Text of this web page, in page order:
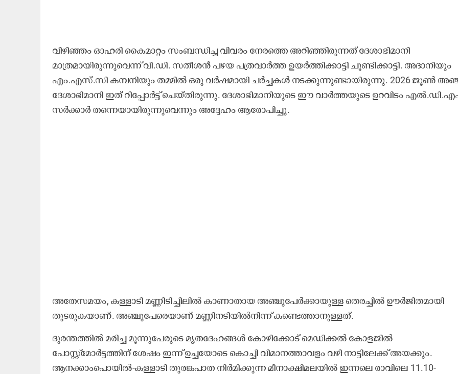
വിഴിഞ്ഞം ഓഹരി കൈമാറ്റം സംബന്ധിച്ച വിവരം നേരത്തെ അറിഞ്ഞിരുന്നത് ദേശാഭിമാനി
മാത്രമായിരുന്നുവെന്ന് വി.ഡി. സതീശൻ പഴയ പത്രവാർത്ത ഉയർത്തിക്കാട്ടി ചൂണ്ടിക്കാട്ടി. അദാനിയും
എം.എസ്.സി കമ്പനിയും തമ്മിൽ ഒരു വർഷമായി ചർച്ചകൾ നടക്കുന്നുണ്ടായിരുന്നു. 2026 ജൂൺ
ദേശാഭിമാനി ഇത് റിപ്പോർട്ട് ചെയ്തിരുന്നു. ദേശാഭിമാനിയുടെ ഈ വാർത്തയുടെ ഉറവിടം
സർക്കാർ തന്നെയായിരുന്നുവെന്നും അദ്ദേഹം ആരോപിച്ചു.
അതേസമയം, കള്ളാടി മണ്ണിടിച്ചിലിൽ കാണാതായ അഞ്ചുപേർക്കായുള്ള തെരച്ചിൽ ഊർജിതമായി
തുടരുകയാണ്. അഞ്ചുപേരെയാണ് മണ്ണിനടിയിൽനിന്ന് കണ്ടെത്താനുള്ളത്.
ദുരന്തത്തിൽ മരിച്ച മൂന്നുപേരുടെ മൃതദേഹങ്ങൾ കോഴിക്കോട് മെഡിക്കൽ കോളജിൽ
പോസ്റ്റ്‌മോർട്ടത്തിന് ശേഷം ഇന്ന് ഉച്ചയോടെ കൊച്ചി വിമാനത്താവളം വഴി നാട്ടിലേക്ക് അയക്കും.
ആനക്കാംപൊയിൽ-കള്ളാടി തുരങ്കപാത നിർമിക്കുന്ന മീനാക്ഷിമലയിൽ ഇന്നലെ രാവിലെ 11.10-